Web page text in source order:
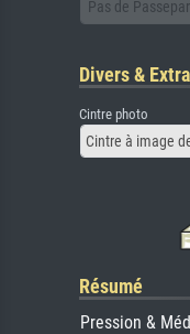
Pas de
Divers &
Cintre photo
Cintre à image
Résumé
Pression &